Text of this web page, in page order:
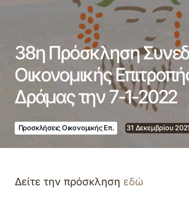
38η Πρόσκληση
Οικονομικής
Δράμας την 7-1-2022
Προσκλήσεις Οικονομικής Επ. 31 Δεκεμβρίου 2021
Δείτε την πρόσκληση εδώ